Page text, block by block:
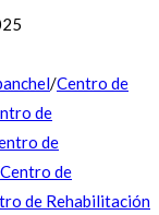
/Centro de
de
de
Centro de
de Rehabilitación